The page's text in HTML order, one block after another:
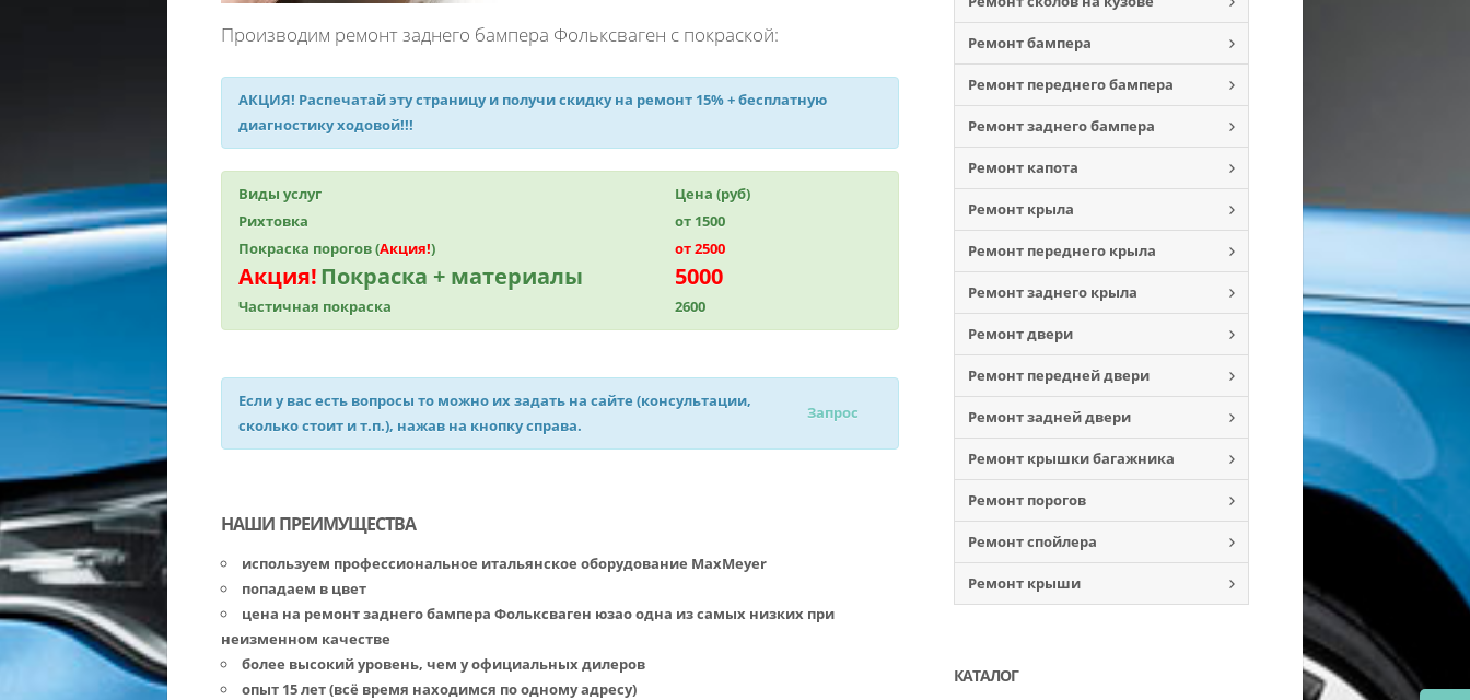
Производим ремонт заднего бампера Фольксваген с покраской:
АКЦИЯ! Распечатай эту страницу и получискидку на ремонт 15%+ бесплатную
диагностику ходовой!!!
Виды услуг
Цена (руб)
Рихтовка
от 1500
Покраска порогов (Акция!) от 2500
Акция!Покраска + материалы 5000
Частичная покраска 2600
Если у вас есть вопросы то можно их задать на сайте (консультации,
сколько стоит и т.п.), нажав на кнопку справа.
Запрос
НАШИ ПРЕИМУЩЕСТВА
используем профессиональное итальянское оборудование MaxMeyer
попадаем в цвет
цена на ремонт заднего бампера Фольксваген юзао одна из самых низких при
неизменном качестве
более высокий уровень, чем у официальных дилеров
опыт 15 лет (всё время находимся по одному адресу)
Ремонт бампера
Ремонт переднего бампера
Ремонт заднего бампера
Ремонт капота
Ремонт крыла
Ремонт переднего крыла
Ремонт заднего крыла
Ремонт двери
Ремонт передней двери
Ремонт задней двери
Ремонт крышки багажника
Ремонт порогов
Ремонт спойлера
Ремонт крыши
КАТАЛОГ